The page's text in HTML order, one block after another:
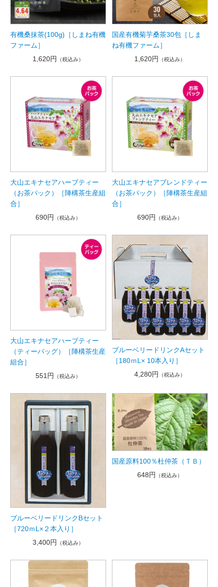
有機桑抹茶(100g)［しまね有機
ファーム］
1,620円 （税込み）
国産有機菊芋桑茶30包［しま
ね有機ファーム］
1,620円
（税込み）
大山エキナセアハーブティー
（お茶パック）［陣構茶生産組
合］
690円
（税込み）
大山エキナセアブレンドティー
（お茶パック）［陣構茶生産組
合］
690円
（税込み）
大山エキナセアハーブティー
（ティーバッグ）［陣構茶生産
組合］
551円
（税込み）
ブルーベリードリンクAセット
［180ｍL× 10本入り］
4,280円
（税込み）
ブルーベリードリンクBセット
［720ｍL×２本入り］
3,400円
（税込み）
国産原料100％杜仲茶（ＴＢ）
648円
（税込み）